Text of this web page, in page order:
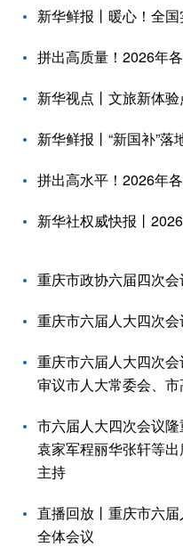
新华鲜报丨暖心！全
拼出高质量！2026年
新华视点丨文旅新体
新华鲜报丨“新国补”
拼出高水平！2026年
新华社权威快报丨
重庆市政协六届四次
重庆市六届人大四次
重庆市六届人大四次
审议市人大常委会、
市六届人大四次会议
袁家军程丽华张轩等
主持
直播回放丨重庆市六
全体会议